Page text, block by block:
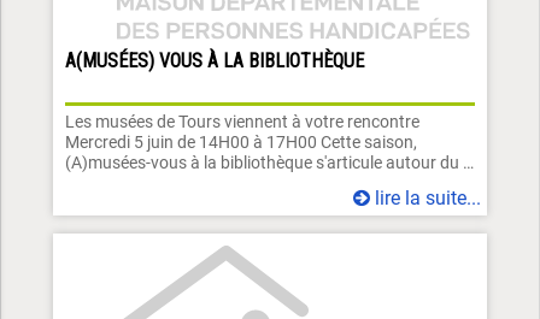
A(MUSÉES) VOUS À LA BIBLIOTHÈQUE
Les musées de Tours viennent à votre rencontre
Mercredi 5 juin de 14H00 à 17H00 Cette saison,
(A)musées-vous à la bibliothèque s'articule autour du …
lire la suite...